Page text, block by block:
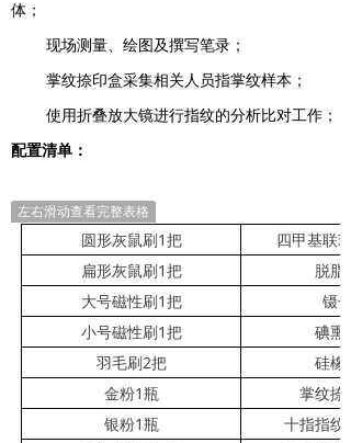
体；
现场测量、绘图及撰写笔录；
掌纹捺印盒采集相关人员指掌纹样本；
使用折叠放大镜进行指纹的分析比对工作；
配置清单：
左右滑动查看完整表格
圆形灰鼠刷1把
四甲基联
扁形灰鼠刷1把
脱脂
大号磁性刷1把
镊
小号磁性刷1把
碘熏
羽毛刷2把
硅橡
金粉1瓶
掌纹捺
银粉1瓶
十指指纹